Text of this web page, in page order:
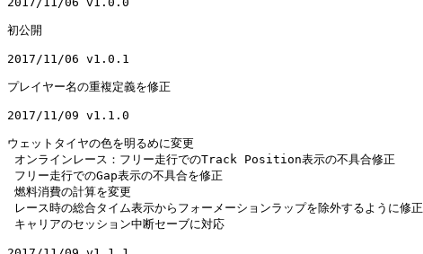
初公開
2017/11/06 v1.0.1
プレイヤー名の重複定義を修正
2017/11/09 v1.1.0
ウェットタイヤの色を明るめに変更
オンラインレース：フリー走行でのTrack Position表示の不具合修正
フリー走行でのGap表示の不具合を修正
燃料消費の計算を変更
レース時の総合タイム表示からフォーメーションラップを除外するように修正
キャリアのセッション中断セーブに対応